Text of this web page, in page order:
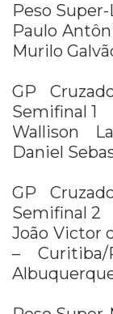
Peso
Paulo
Murilo
GP
Semifinal 1
Wallison
Daniel
GP
Semifinal 2
João Victor
–